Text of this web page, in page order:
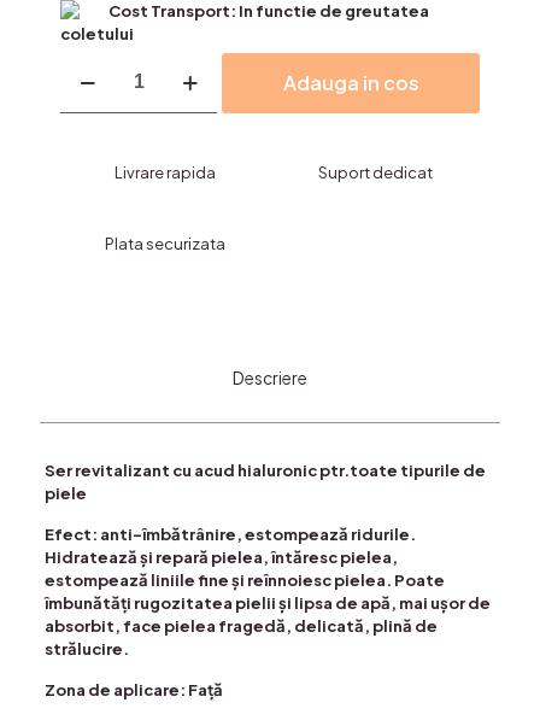
Cost Transport: In functie de greutatea
coletului
Caseta
SerX2
Adauga in cos
Livrare rapida Suport dedicat
Plata securizata
Descriere
Ser revitalizant cu acud hialuronic ptr.toate tipurile de
piele
Efect: anti-îmbătrânire, estompează ridurile.
Hidratează și repară pielea, întăresc pielea,
estompează liniile fine și reînnoiesc pielea. Poate
îmbunătăți rugozitatea pielii și lipsa de apă, mai ușor de
absorbit, face pielea fragedă, delicată, plină de
strălucire.
Zona de aplicare: Față